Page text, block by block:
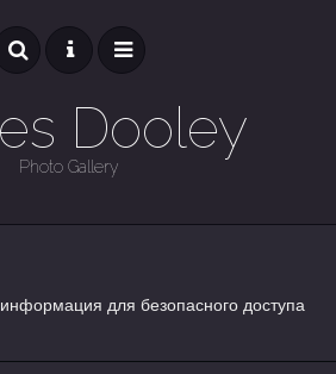
Dooley
Photo Gallery
GALLERY
для безопасного доступа